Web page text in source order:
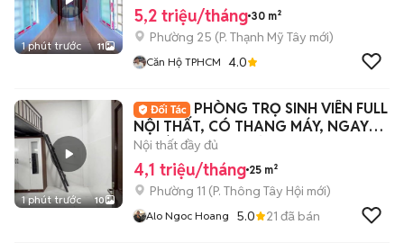
1 phút trước 11
5,2 triệu/tháng 30 m²
Phường 25 (P. Thạnh Mỹ Tây mới)
Căn Hộ TPHCM 4.0
1 phút trước 10
PHÒNG TRỌ SINH VIÊN FULL
NỘI THẤT, CÓ THANG MÁY, NGAY
CV LÀNG HOA. MỚI
Nội thất đầy đủ
4,1 triệu/tháng 25 m²
Phường 11 (P. Thông Tây Hội mới)
Alo Ngoc Hoang 5.0 21 đã bán